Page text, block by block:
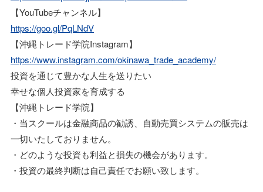
【YouTubeチャンネル】
https://goo.gl/PqLNdV
【沖縄トレード学院Instagram】
https://www.instagram.com/okinawa_trade_academy/
投資を通じて豊かな人生を送りたい
幸せな個人投資家を育成する
【沖縄トレード学院】
・当スクールは金融商品の勧誘、自動売買システムの販売は
一切いたしておりません。
・どのような投資も利益と損失の機会があります。
・投資の最終判断は自己責任でお願い致します。